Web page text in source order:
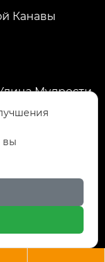
Канавы
Мудрости,
Хуэйшань,
вы